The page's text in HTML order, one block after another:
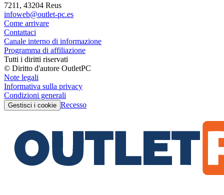
7211, 43204 Reus
infoweb@outlet-pc.es
Come arrivare
Contattaci
Canale interno di informazione
Programma di affiliazione
Tutti i diritti riservati
© Diritto d'autore OutletPC
Note legali
Informativa sulla privacy
Condizioni generali
Gestisci i cookie Recesso